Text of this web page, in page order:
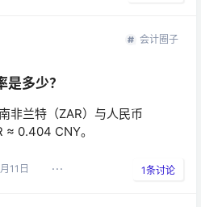
会计圈子
多少？
非兰特（ZAR）与人民币
≈ 0.404 CNY。
11日 1条讨论